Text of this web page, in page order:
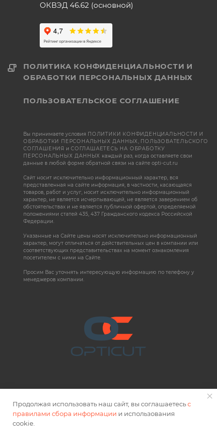
ОКВЭД 46.62 (основной)
ПОЛИТИКА КОНФИДЕНЦИАЛЬНОСТИ И
ОБРАБОТКИ ПЕРСОНАЛЬНЫХ ДАННЫХ
ПОЛЬЗОВАТЕЛЬСКОЕ СОГЛАШЕНИЕ
Вы принимаете условия ПОЛИТИКИ КОНФИДЕНЦИАЛЬНОСТИ И
ОБРАБОТКИ ПЕРСОНАЛЬНЫХ ДАННЫХ, ПОЛЬЗОВАТЕЛЬСКОГО
СОГЛАШЕНИЯ иСОГЛАШАЕТЕСЬ НА ОБРАБОТКУ
ПЕРСОНАЛЬНЫХ ДАННЫХ каждый раз, когда оставляете свои
данные в любой форме обратной связи на сайте opti-cut.ru
Сайт носит исключительно информационный характер, вся
представленная на сайте информация, в частности, касающаяся
товаров, работ и услуг, носит исключительно информационный
характер, не является исчерпывающей, не является заверением об
обстоятельствах и не является публичной офертой, определяемой
положениями статей 435, 437 Гражданского кодекса Российской
Федерации.
Указанные на Сайте цены носят исключительно информационный
характер, могут отличаться от действительных цен в компании или
соответствующих представительствах на момент ознакомления
посетителем с ними на Сайте.
Просим Вас уточнять интересующую информацию по телефону у
менеджеров компании.
2026 © OPTICUT
Продолжая использовать наш сайт, вы соглашаетесьс
правилами сбора информации и использования
cookie.